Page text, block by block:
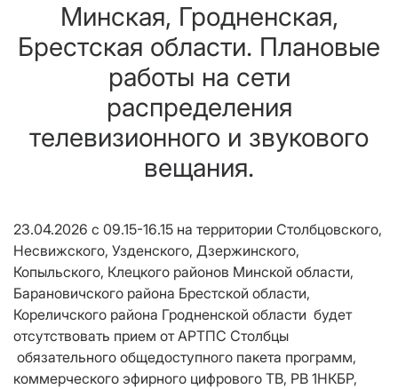
Минская, Гродненская,
Брестская области. Плановые
работы на сети
распределения
телевизионного и звукового
вещания.
23.04.2026 с 09.15-16.15 на территории Столбцовского,
Несвижского, Узденского, Дзержинского,
Копыльского, Клецкого районов Минской области,
Барановичского района Брестской области,
Кореличского района Гродненской области будет
отсутствовать прием от АРТПС Столбцы
обязательного общедоступного пакета программ,
коммерческого эфирного цифрового ТВ, РВ 1НКБР,